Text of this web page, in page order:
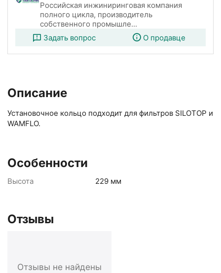
Российская инжиниринговая компания
полного цикла, производитель
собственного промышле...
Задать вопрос
О продавце
Описание
Установочное кольцо подходит для фильтров SILOTOP и
WAMFLO.
Особенности
Высота 229 мм
Отзывы
Отзывы не найдены